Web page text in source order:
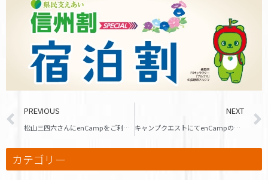
PREVIOUS
松山三四六さんにenCampをご利用頂きました！
NEXT
キャンプクエストにてenCampの記事が掲載されました！
カテゴリー